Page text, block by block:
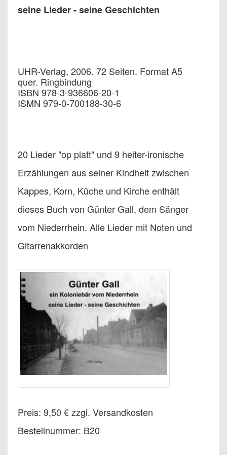
seine Lieder - seine Geschichten
UHR-Verlag, 2006. 72 Seiten. Format A5
quer. Ringbindung
ISBN 978-3-936606-20-1
ISMN 979-0-700188-30-6
20 Lieder "op platt" und 9 heiter-ironische
Erzählungen aus seiner Kindheit zwischen
Kappes, Korn, Küche und Kirche enthält
dieses Buch von Günter Gall, dem Sänger
vom Niederrhein. Alle Lieder mit Noten und
Gitarrenakkorden
Preis: 9,50 € zzgl. Versandkosten
Bestellnummer: B20